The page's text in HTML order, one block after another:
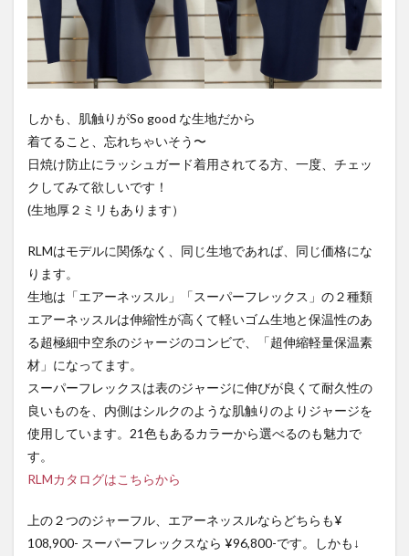
しかも、肌触りがSo good な生地だから
着てること、忘れちゃいそう〜
日焼け防止にラッシュガード着用されてる方、一度、チェッ
クしてみて欲しいです！
(生地厚２ミリもあります）
RLMはモデルに関係なく、同じ生地であれば、同じ価格にな
ります。
生地は「エアーネッスル」「スーパーフレックス」の２種類
エアーネッスルは伸縮性が高くて軽いゴム生地と保温性のあ
る超極細中空糸のジャージのコンビで、「超伸縮軽量保温素
材」になってます。
スーパーフレックスは表のジャージに伸びが良くて耐久性の
良いものを、内側はシルクのような肌触りのよりジャージを
使用しています。21色もあるカラーから選べるのも魅力で
す。
RLMカタログはこちらから
上の２つのジャーフル、エアーネッスルならどちらも¥
108,900- スーパーフレックスなら ¥96,800-です。しかも↓